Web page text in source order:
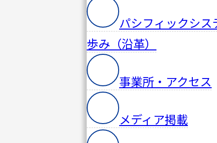
パシフィックシス
歩み（沿革）
事業所・アクセス
メディア掲載